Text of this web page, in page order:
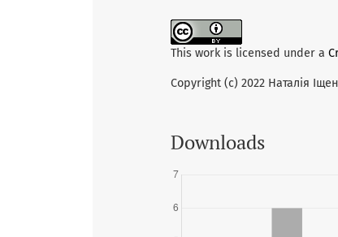
This work is licensed under a
Copyright (c) 2022 Наталія
Downloads